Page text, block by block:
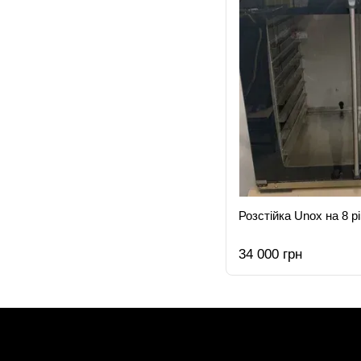
Розстійка Unox на 8
34 000 грн